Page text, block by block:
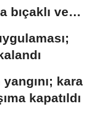
bıçaklı ve
kara
kapatıldı